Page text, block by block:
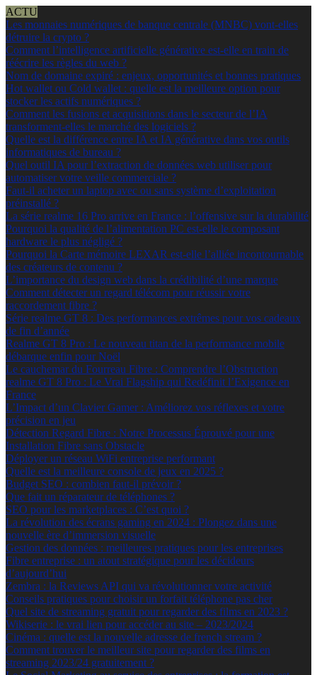
ACTU
Les monnaies numériques de banque centrale (MNBC) vont-elles
détruire la crypto ?
Comment l’intelligence artificielle générative est-elle en train de
réécrire les règles du web ?
Nom de domaine expiré : enjeux, opportunités et bonnes pratiques
Hot wallet ou Cold wallet : quelle est la meilleure option pour
stocker les actifs numériques ?
Comment les fusions et acquisitions dans le secteur de l’IA
transforment-elles le marché des logiciels ?
Quelle est la différence entre IA et IA générative dans vos outils
informatiques de bureau ?
Quel outil IA pour l’extraction de données web utiliser pour
automatiser votre veille commerciale ?
Faut-il acheter un laptop avec ou sans système d’exploitation
préinstallé ?
La série realme 16 Pro arrive en France : l’offensive sur la durabilité
Pourquoi la qualité de l’alimentation PC est-elle le composant
hardware le plus négligé ?
Pourquoi la Carte mémoire LEXAR est-elle l’alliée incontournable
des créateurs de contenu ?
L’importance du design web dans la crédibilité d’une marque
Comment détecter un regard télécom pour réussir votre
raccordement fibre ?
Série realme GT 8 : Des performances extrêmes pour vos cadeaux
de fin d’année
Realme GT 8 Pro : Le nouveau titan de la performance mobile
débarque enfin pour Noël
Le cauchemar du Fourreau Fibre : Comprendre l’Obstruction
realme GT 8 Pro : Le Vrai Flagship qui Redéfinit l’Exigence en
France
L’Impact d’un Clavier Gamer : Améliorez vos réflexes et votre
précision en jeu
Détection Regard Fibre : Notre Processus Éprouvé pour une
Installation Fibre sans Obstacle
Déployer un réseau WiFi entreprise performant
Quelle est la meilleure console de jeux en 2025 ?
Budget SEO : combien faut-il prévoir ?
Que fait un réparateur de téléphones ?
SEO pour les marketplaces : C’est quoi ?
La révolution des écrans gaming en 2024 : Plongez dans une
nouvelle ère d’immersion visuelle
Gestion des données : meilleures pratiques pour les entreprises
Fibre entreprise : un atout stratégique pour les décideurs
d’aujourd’hui
Zembra : la Reviews API qui va révolutionner votre activité
Conseils pratiques pour choisir un forfait téléphone pas cher
Quel site de streaming gratuit pour regarder des films en 2023 ?
Wikiserie : le vrai lien pour accéder au site – 2023/2024
Cinéma : quelle est la nouvelle adresse de french stream ?
Comment trouver le meilleur site pour regarder des films en
streaming 2023/24 gratuitement ?